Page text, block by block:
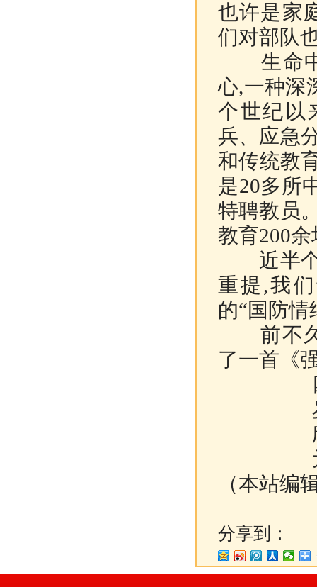
也许是家
们对部队
生命中
心,一种深
个世纪以
兵、应急
和传统教
是20多所
特聘教员
教育200
近半个
重提,我
的“国防情
前不久,
了一首《
四
岁
欣
元
（本站编
分享到：